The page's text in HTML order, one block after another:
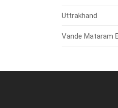
Uttrakhand
Vande Mataram